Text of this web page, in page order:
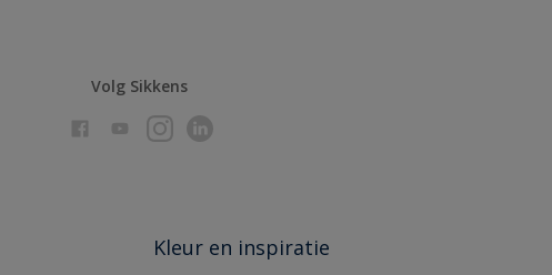
Volg Sikkens
Kleur en inspiratie